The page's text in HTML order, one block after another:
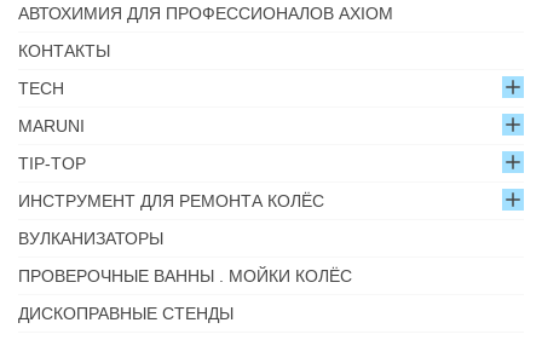
АВТОХИМИЯ ДЛЯ ПРОФЕССИОНАЛОВ AXIOM
КОНТАКТЫ
TECH
MARUNI
TIP-TOP
ИНСТРУМЕНТ ДЛЯ РЕМОНТА КОЛЁС
ВУЛКАНИЗАТОРЫ
ПРОВЕРОЧНЫЕ ВАННЫ . МОЙКИ КОЛЁС
ДИСКОПРАВНЫЕ СТЕНДЫ